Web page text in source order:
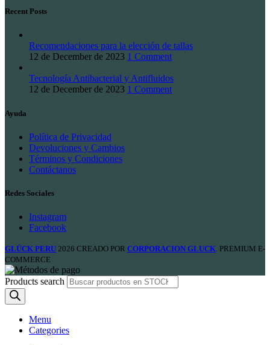
Recent Posts
Recomendaciones para la elección de tallas
12 de December de 2023 1 Comment
Tecnología Antibacterial y Antifluidos
12 de December de 2023 1 Comment
Ayuda
Política de Privacidad
Devoluciones y Cambios
Términos y Condiciones
Contáctanos
Redes Sociales
Instagram
Facebook
GLÜCK PERU 2026 CREADO POR CORPORACION GLUCK. PREMIUM E-
COMMERCE
Products search
Menu
Categories